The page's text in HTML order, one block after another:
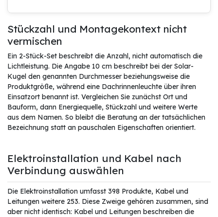
Stückzahl und Montagekontext nicht
vermischen
Ein 2-Stück-Set beschreibt die Anzahl, nicht automatisch die
Lichtleistung. Die Angabe 10 cm beschreibt bei der Solar-
Kugel den genannten Durchmesser beziehungsweise die
Produktgröße, während eine Dachrinnenleuchte über ihren
Einsatzort benannt ist. Vergleichen Sie zunächst Ort und
Bauform, dann Energiequelle, Stückzahl und weitere Werte
aus dem Namen. So bleibt die Beratung an der tatsächlichen
Bezeichnung statt an pauschalen Eigenschaften orientiert.
Elektroinstallation und Kabel nach
Verbindung auswählen
Die Elektroinstallation umfasst 398 Produkte, Kabel und
Leitungen weitere 253. Diese Zweige gehören zusammen, sind
aber nicht identisch: Kabel und Leitungen beschreiben die